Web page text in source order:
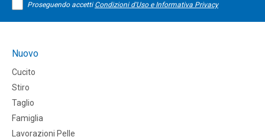
Proseguendo accetti Condizioni d'Uso e Informativa Privacy
Nuovo
Cucito
Stiro
Taglio
Famiglia
Lavorazioni Pelle